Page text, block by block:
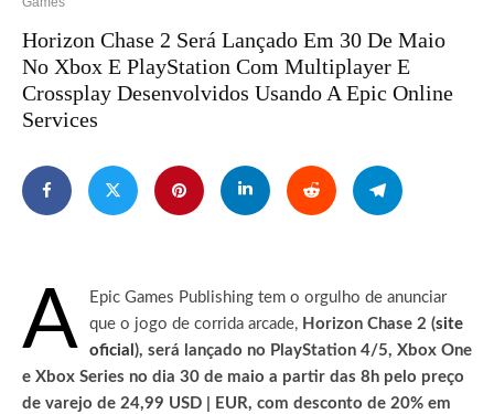
Horizon Chase 2 Será Lançado Em 30 De Maio
No Xbox E PlayStation Com Multiplayer E
Crossplay Desenvolvidos Usando A Epic Online
Services
A
Epic Games Publishing tem o orgulho de anunciar
que o jogo de corrida arcade, Horizon Chase 2 (site
oficial ), será lançado no PlayStation 4/5, Xbox One
e Xbox Series no dia 30 de maio a partir das 8h pelo preço
de varejo de 24,99 USD | EUR, com desconto de 20% em